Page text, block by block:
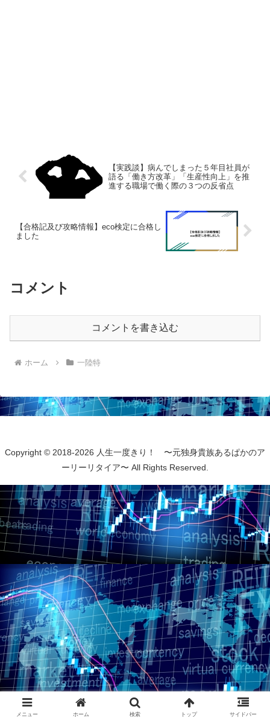
【実践談】病んでしまった５年目社員が
語る「働き方改革」「生産性向上」を推
進する職場で働く際の３つの反省点
【合格記及び攻略情報】eco検定に合格し
ました
コメント
コメントを書き込む
ホーム 一陸特
Copyright © 2018-2026 人生一度きり！ 〜元独身貴族あるぱかのア
ーリーリタイア〜 All Rights Reserved.
メニュー ホーム 検索 トップ サイドバー